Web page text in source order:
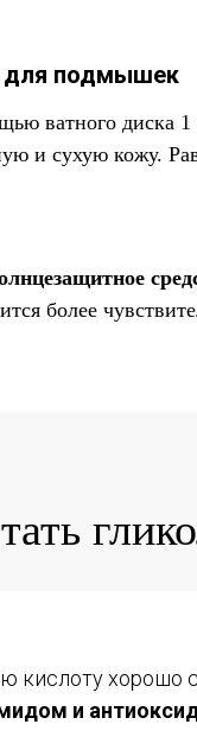
для подмышек
ватного диска 1
и сухую кожу.
более
кислоту хорошо
и